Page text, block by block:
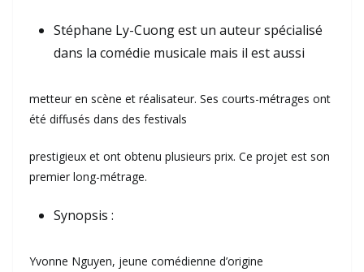
Stéphane Ly-Cuong est un auteur spécialisé
dans la comédie musicale mais il est aussi
metteur en scène et réalisateur. Ses courts-métrages ont
été diffusés dans des festivals
prestigieux et ont obtenu plusieurs prix. Ce projet est son
premier long-métrage.
Synopsis :
Yvonne Nguyen, jeune comédienne d’origine